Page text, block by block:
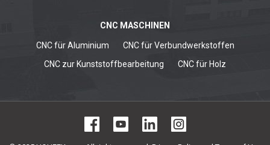
CNC MASCHINEN
CNC für Aluminium
CNC für Verbundwerkstoffen
CNC zur Kunststoffbearbeitung
CNC für Holz